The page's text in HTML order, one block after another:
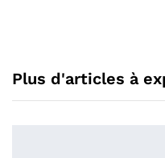
Plus d'articles à